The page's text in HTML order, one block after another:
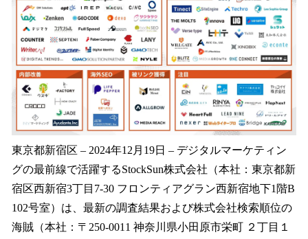
読
み
込
み
中
で
す
東京都新宿区 – 2024年12月19日 – デジタルマーケティン
グの最前線で活躍するStockSun株式会社（本社：東京都新
宿区西新宿3丁目7-30 フロンティアグラン西新宿地下1階B
102号室）は、最新の調査結果および株式会社検索順位の
海賊（本社：〒250-0011 神奈川県小田原市栄町 ２丁目１